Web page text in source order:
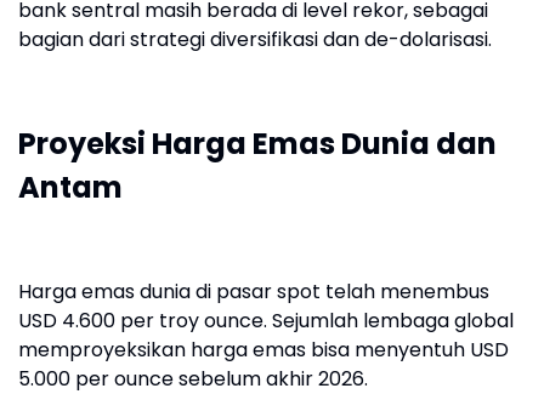
bank sentral masih berada di level rekor, sebagai
bagian dari strategi diversifikasi dan de-dolarisasi.
Proyeksi Harga Emas Dunia dan
Antam
Harga emas dunia di pasar spot telah menembus
USD 4.600 per troy ounce. Sejumlah lembaga global
memproyeksikan harga emas bisa menyentuh USD
5.000 per ounce sebelum akhir 2026.